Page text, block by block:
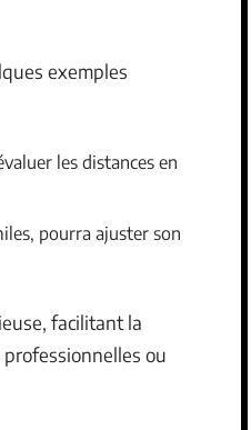
exemples
les distances en
pourra ajuster son
facilitant la
ou